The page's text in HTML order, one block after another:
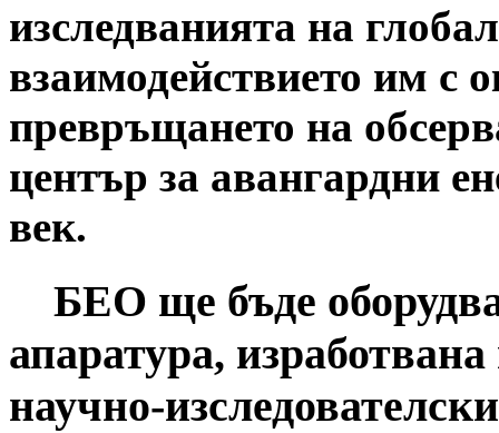
изследванията на
взаимодействието им с
превръщането на
център за авангардни
век.
БЕО ще бъде
апаратура,
научно-